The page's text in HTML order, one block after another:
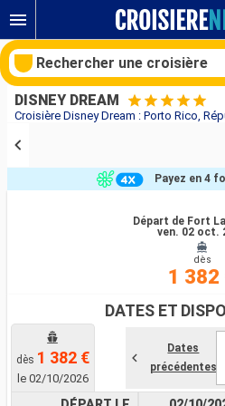
DISNEY DREAM
Départ de Fort
ven. 02 oct.
dès
1 382
Payez en 4
DATES ET
dès 1 382 €
le 02/10/2026
Dates
précédentes
Rechercher une croisière